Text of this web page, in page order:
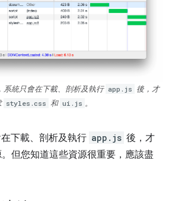
系統只會在下載、剖析及執行 app.js 後，才
styles.css 和 ui.js 。
下載、剖析及執行 app.js 後，才
但您知道這些資源很重要，應該盡